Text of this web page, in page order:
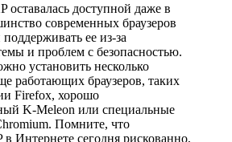
оставалась доступной даже в
современных браузеров
ее из-за
и проблем с безопасностью.
установить несколько
работающих браузеров, таких
Firefox, хорошо
K-Meleon или специальные
Помните, что
в Интернете сегодня рискованно,